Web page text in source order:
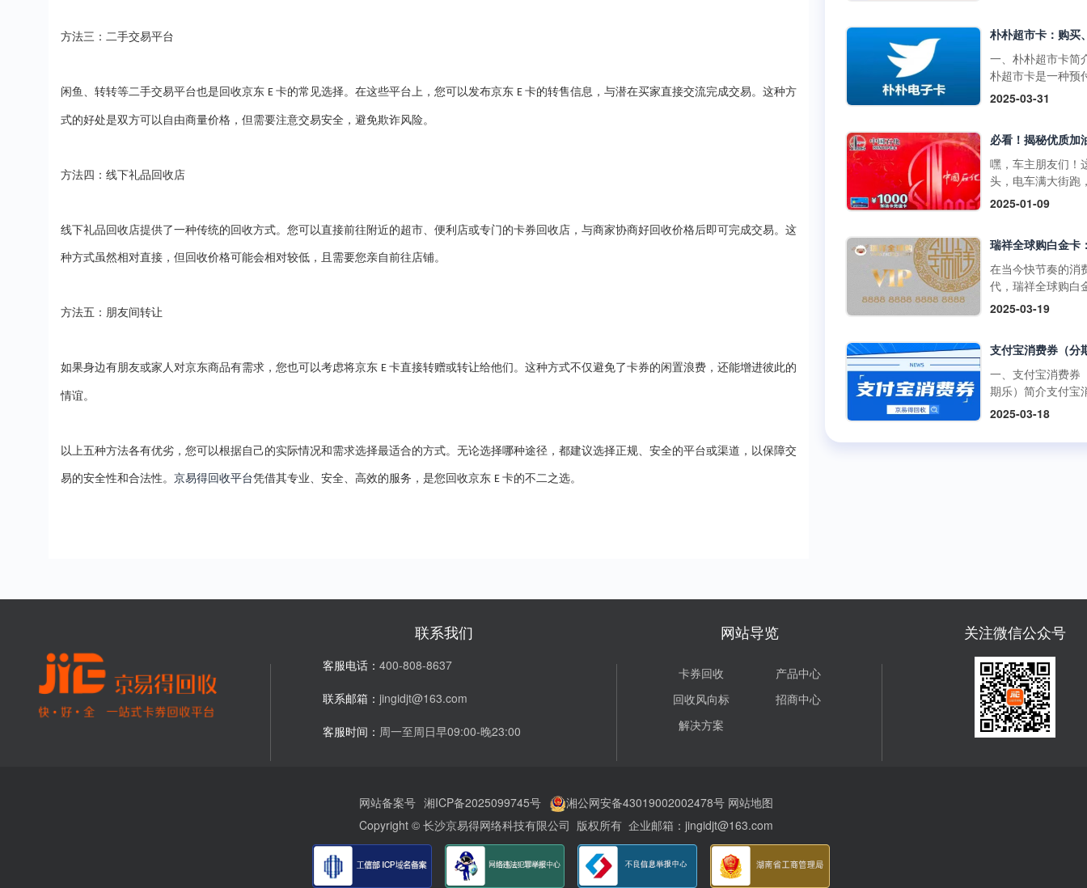
方法三：二手交易平台
闲鱼、转转等二手交易平台也是回收京东 E 卡的常见选择。在这些平台上，您可以发布京东 E 卡的转售信息，与潜在买家直接交流完成交易。这种方
式的好处是双方可以自由商量价格，但需要注意交易安全，避免欺诈风险。
方法四：线下礼品回收店
线下礼品回收店提供了一种传统的回收方式。您可以直接前往附近的超市、便利店或专门的卡券回收店，与商家协商好回收价格后即可完成交易。这
种方式虽然相对直接，但回收价格可能会相对较低，且需要您亲自前往店铺。
方法五：朋友间转让
如果身边有朋友或家人对京东商品有需求，您也可以考虑将京东 E 卡直接转赠或转让给他们。这种方式不仅避免了卡券的闲置浪费，还能增进彼此的
情谊。
以上五种方法各有优劣，您可以根据自己的实际情况和需求选择最适合的方式。无论选择哪种途径，都建议选择正规、安全的平台或渠道，以保障交
易的安全性和合法性。 京易得回收平台凭借其专业、安全、高效的服务，是您回收京东 E 卡的不二之选。
舰店或授权....
物满一定金额后，
线下活动，并达到
条件，即可获得提
券。三、中百提货
用：•&nb....
活的消费凭证，为
爱好者们带来了诸
利。不过，生活中
会出现兑换码闲置
况，别担心，京易
难，让闲置兑换码
啡兑换码：获取与
丰富的获取途径官
道：瑞幸咖啡APP
序，在“优惠券”或“
卡”板块，按照指
可便捷购买兑换码
里的兑换码种类丰
面值多样，....
惠。 使用范围广泛
百提货券主要适用
百仓储、中百超市
无论是采购米面粮
还是挑选家居用品
人护理产品，甚至
百罗森便利店购买
食品、冰激凌等，
使用提货券轻松结
中百电器不支持提
线下门店使用人工
台：在门店购物结
后，前往人工收银
货券，收银员会通
码或手动输入相关
息，完成抵扣支付
商品金额超过提货
额，需自行支付超
额，剩....
一、朴朴超市卡简
朴超市卡是一种预
卡，可在朴朴超市
不仅具有支付功能
提供多种优惠和特
如折扣、积分奖励
购买渠道1.朴朴超
访问朴朴超市官方
或通过朴朴App，
择“购物卡”或“充值
心”，完成支付后
物卡将存入您的账
朴朴超市门店的客
直接购买实体卡。
第三方平台： 在
宝、京东等....
2025-03-31
嘿，车主朋友们！
头，电车满大街跑
里的加油卡是不是
现才是正解。但市
平台五花八门，到
家靠谱又安全？别
优质加油卡回收平
平台的两大“黄金准
则” （一）高资质
通货 加油充值卡可
是小数目，少则几
多则上千，省着点
2025-01-09
在当今快节奏的消
代，瑞祥全球购白
凭借其强大的功能
发放的首选。作为
专业的卡券回收平
京易得回收深知瑞
势，今天就让我们
了解一下这张备受
务。无论是京东、
猫、唯品会等知名
平台，还是沃尔玛
姆会员店、永辉超
线下大型商超，都
用瑞祥全球购白金
行支付。此外，该
2025-03-19
一、支付宝消费券
期乐）简介支付宝
券（分期乐）是由
出的电子优惠券。
合作的餐厅、咖啡
消费时使用。2.购
支持线上电商平台
下实体店铺。3.出
如滴滴出行、共享
等。4.会员服务：
酷会员、腾讯视频
2025-03-18
联系我们
客服电话： 400-808-8637
联系邮箱： jingidjt@163.com
客服时间： 周一至周日早09:00-晚23:00
网站导览
卡券回收
产品中心
回收风向标
招商中心
解决方案
关注微信公众号
网站备案号 湘ICP备2025099745号 湘公网安备43019002002478号 网站地图
Copyright © 长沙京易得网络科技有限公司 版权所有 企业邮箱：jingidjt@163.com